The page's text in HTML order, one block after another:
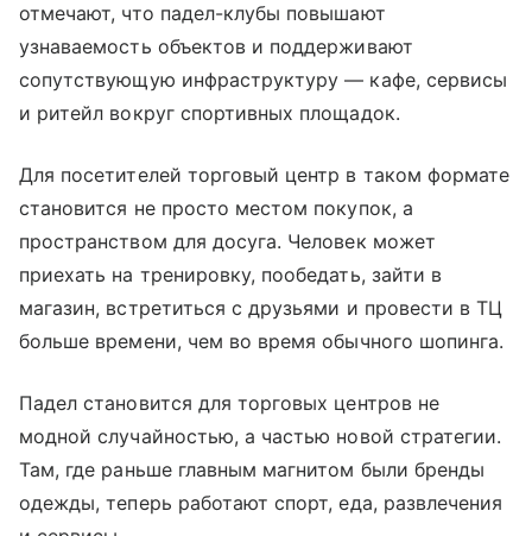
отмечают, что падел-клубы повышают
узнаваемость объектов и поддерживают
сопутствующую инфраструктуру — кафе, сервисы
и ритейл вокруг спортивных площадок.
Для посетителей торговый центр в таком формате
становится не просто местом покупок, а
пространством для досуга. Человек может
приехать на тренировку, пообедать, зайти в
магазин, встретиться с друзьями и провести в ТЦ
больше времени, чем во время обычного шопинга.
Падел становится для торговых центров не
модной случайностью, а частью новой стратегии.
Там, где раньше главным магнитом были бренды
одежды, теперь работают спорт, еда, развлечения